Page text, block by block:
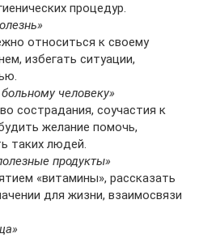
процедур.
относиться к своему
избегать ситуации,
человеку»
сострадания, соучастия к
желание помочь,
таких людей.
продукты»
«витамины», рассказать
для жизни, взаимосвязи